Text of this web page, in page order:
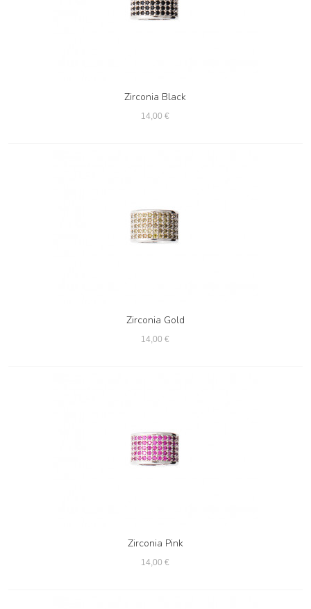
Zirconia Black
14,00 €
Zirconia Gold
14,00 €
Zirconia Pink
14,00 €